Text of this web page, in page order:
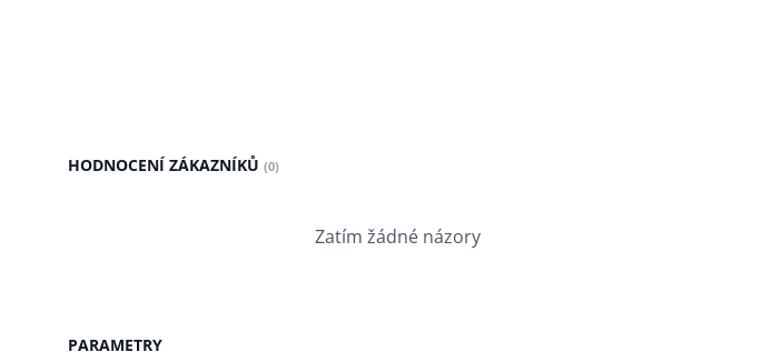
HODNOCENÍ ZÁKAZNÍKŮ (0)
Zatím žádné názory
PARAMETRY